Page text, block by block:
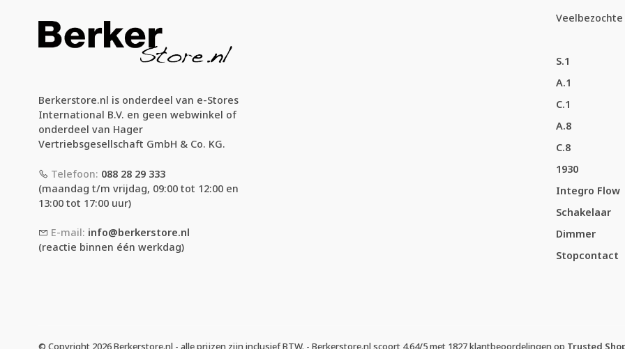
Berkerstore.nl is onderdeel van e-Stores
International B.V. en geen webwinkel of
onderdeel van Hager
Vertriebsgesellschaft GmbH & Co. KG.
Telefoon: 088 28 29 333
(maandag t/m vrijdag, 09:00 tot 12:00 en
13:00 tot 17:00 uur)
E-mail: info@berkerstore.nl
(reactie binnen één werkdag)
S.1
A.1
C.1
A.8
C.8
1930
Integro Flow
Schakelaar
Dimmer
Stopcontact